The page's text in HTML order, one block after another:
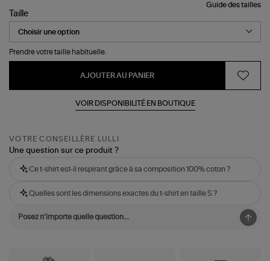
Dark
Navy
White,
Sporty
Guide des tailles
Taille
Prendre votre taille habituelle.
AJOUTER AU PANIER
VOIR DISPONIBILITÉ EN BOUTIQUE
VOTRE CONSEILLÈRE LULLI
Une question sur ce produit ?
Ce t-shirt est-il respirant grâce à sa composition 100% coton ?
Quelles sont les dimensions exactes du t-shirt en taille S ?